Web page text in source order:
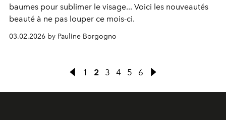
baumes pour sublimer le visage... Voici les nouveautés
beauté à ne pas louper ce mois-ci.
03.02.2026 by Pauline Borgogno
1 2 3 4 5 6